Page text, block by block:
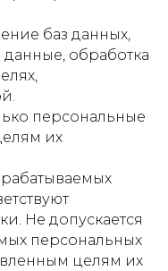
баз данных,
обработка
персональные
их
Не допускается
персональных
целям их